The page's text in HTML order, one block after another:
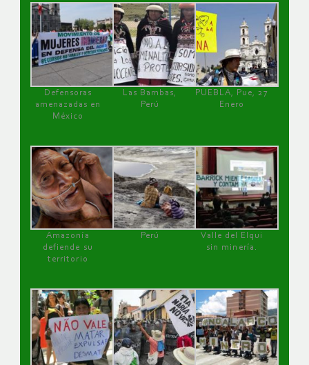
Defensoras
amenazadas en
México
Las Bambas,
Perú
PUEBLA, Pue, 27
Enero
Amazonía
defiende su
territorio
Perú
Valle del Elqui
sin minería.